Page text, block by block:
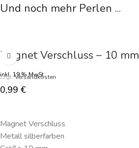
Und noch mehr Perlen ...
Magnet Verschluss – 10 mm
inkl. 19 % MwSt.
zzgl.Versandkosten
0,99 €
Magnet Verschluss
Metall silberfarben